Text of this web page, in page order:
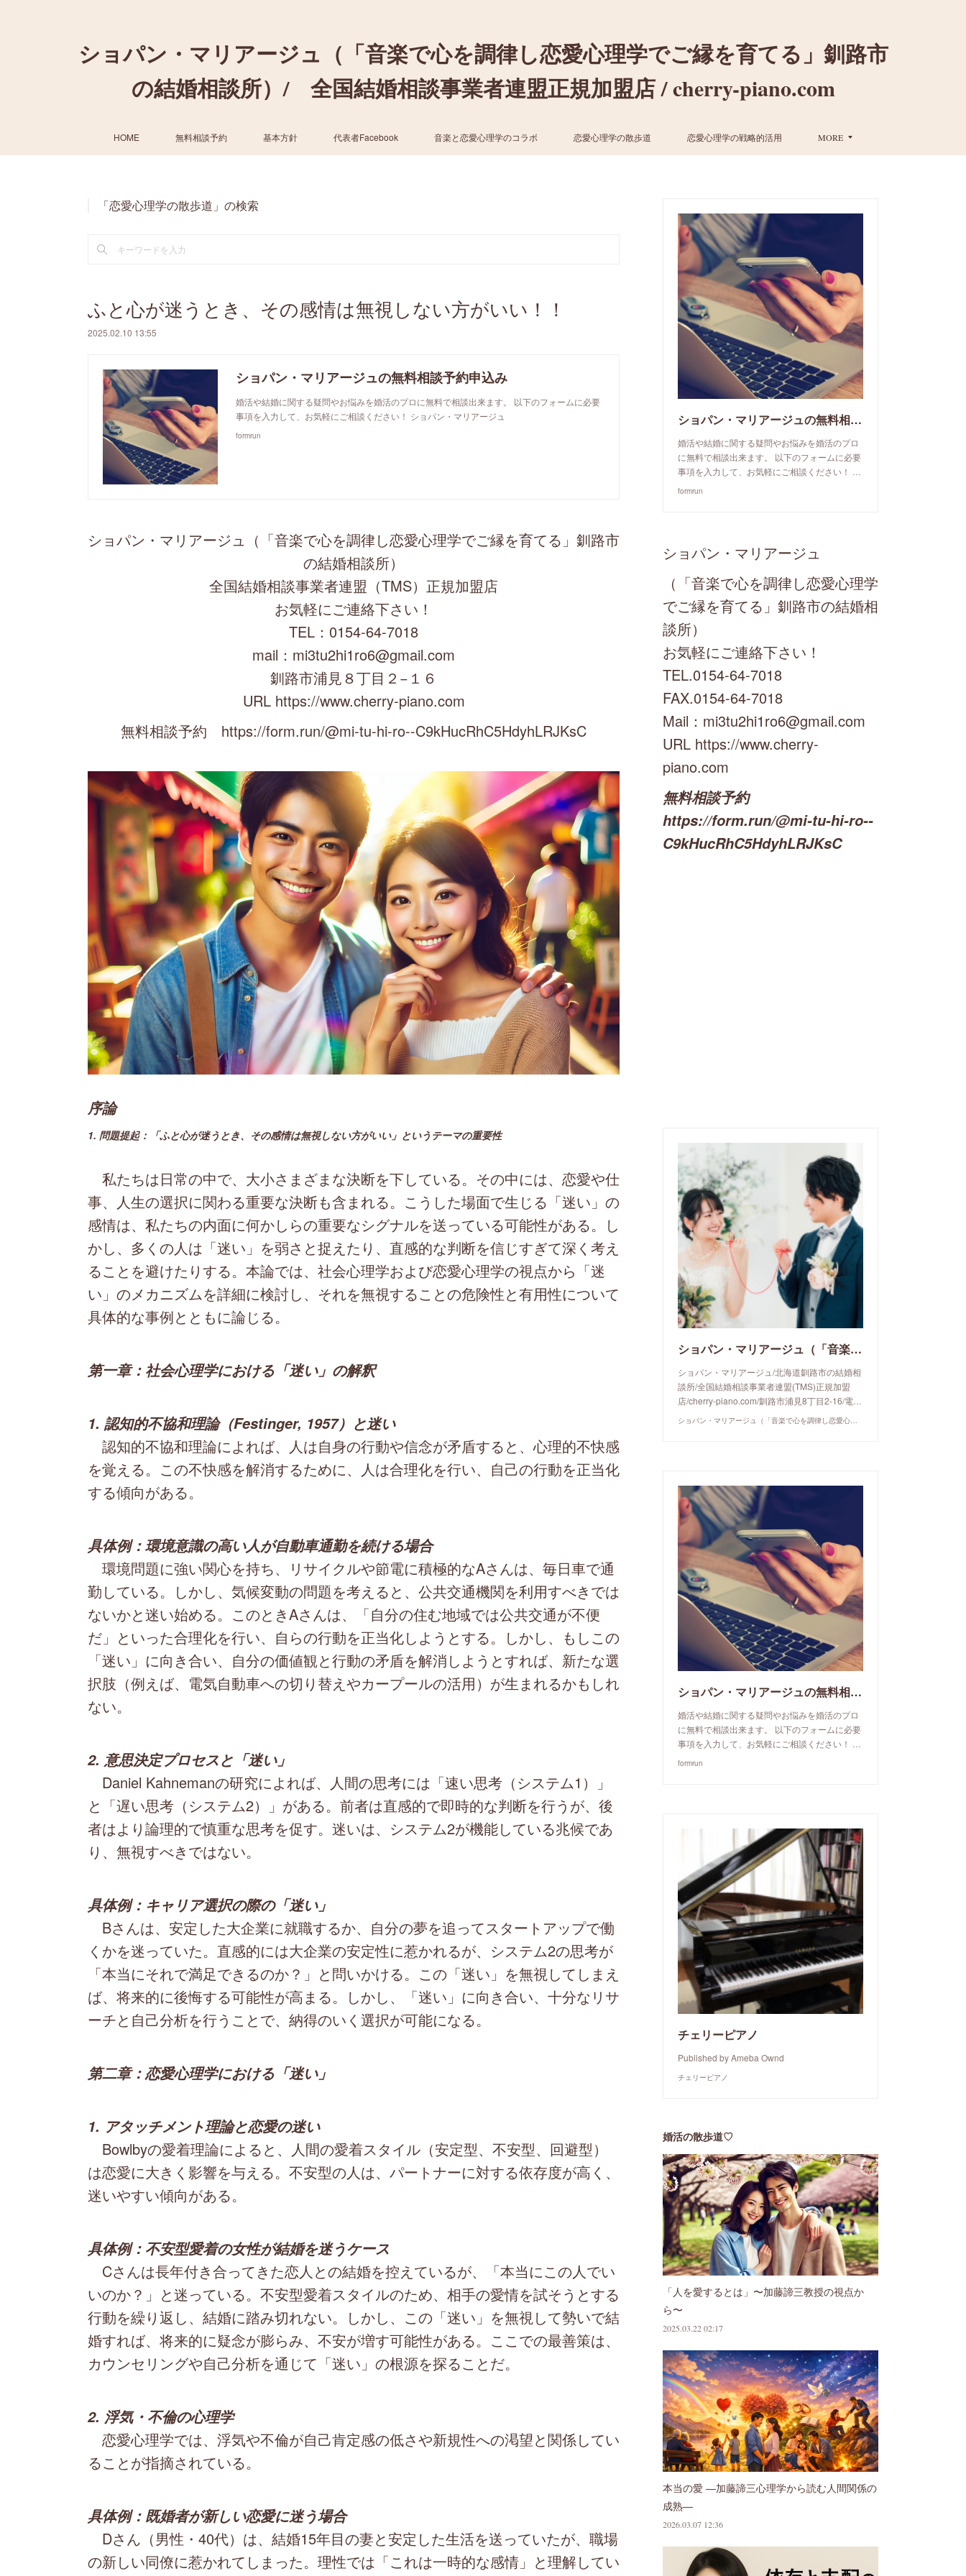
ショパン・マリアージュ（「音楽で心を調律し恋愛心理学でご縁を育てる」釧路市
の結婚相談所）/ 全国結婚相談事業者連盟正規加盟店 / cherry-piano.com
HOME 無料相談予約 基本方針 代表者Facebook 音楽と恋愛心理学のコラボ 恋愛心理学の散歩道 恋愛心理学の戦略的活用 MORE
「恋愛心理学の散歩道」の検索
ふと心が迷うとき、その感情は無視しない方がいい！！
2025.02.10 13:55
ショパン・マリアージュの無料相談予約申込み
婚活や結婚に関する疑問やお悩みを婚活のプロに無料で相談出来ます。 以下のフォームに必要
事項を入力して、お気軽にご相談ください！ ショパン・マリアージュ
formrun
ショパン・マリアージュ（「音楽で心を調律し恋愛心理学でご縁を育てる」釧路市
の結婚相談所）
全国結婚相談事業者連盟（TMS）正規加盟店
お気軽にご連絡下さい！
TEL：0154-64-7018
mail：mi3tu2hi1ro6@gmail.com
釧路市浦見８丁目２−１６
URL https://www.cherry-piano.com
無料相談予約 https://form.run/@mi-tu-hi-ro--C9kHucRhC5HdyhLRJKsC
序論
1. 問題提起：「ふと心が迷うとき、その感情は無視しない方がいい」というテーマの重要性
私たちは日常の中で、大小さまざまな決断を下している。その中には、恋愛や仕
事、人生の選択に関わる重要な決断も含まれる。こうした場面で生じる「迷い」の
感情は、私たちの内面に何かしらの重要なシグナルを送っている可能性がある。し
かし、多くの人は「迷い」を弱さと捉えたり、直感的な判断を信じすぎて深く考え
ることを避けたりする。本論では、社会心理学および恋愛心理学の視点から「迷
い」のメカニズムを詳細に検討し、それを無視することの危険性と有用性について
具体的な事例とともに論じる。
第一章：社会心理学における「迷い」の解釈
1. 認知的不協和理論（Festinger, 1957）と迷い
認知的不協和理論によれば、人は自身の行動や信念が矛盾すると、心理的不快感
を覚える。この不快感を解消するために、人は合理化を行い、自己の行動を正当化
する傾向がある。
具体例：環境意識の高い人が自動車通勤を続ける場合
環境問題に強い関心を持ち、リサイクルや節電に積極的なAさんは、毎日車で通
勤している。しかし、気候変動の問題を考えると、公共交通機関を利用すべきでは
ないかと迷い始める。このときAさんは、「自分の住む地域では公共交通が不便
だ」といった合理化を行い、自らの行動を正当化しようとする。しかし、もしこの
「迷い」に向き合い、自分の価値観と行動の矛盾を解消しようとすれば、新たな選
択肢（例えば、電気自動車への切り替えやカープールの活用）が生まれるかもしれ
ない。
2. 意思決定プロセスと「迷い」
Daniel Kahnemanの研究によれば、人間の思考には「速い思考（システム1）」
と「遅い思考（システム2）」がある。前者は直感的で即時的な判断を行うが、後
者はより論理的で慎重な思考を促す。迷いは、システム2が機能している兆候であ
り、無視すべきではない。
具体例：キャリア選択の際の「迷い」
Bさんは、安定した大企業に就職するか、自分の夢を追ってスタートアップで働
くかを迷っていた。直感的には大企業の安定性に惹かれるが、システム2の思考が
「本当にそれで満足できるのか？」と問いかける。この「迷い」を無視してしまえ
ば、将来的に後悔する可能性が高まる。しかし、「迷い」に向き合い、十分なリサ
ーチと自己分析を行うことで、納得のいく選択が可能になる。
第二章：恋愛心理学における「迷い」
1. アタッチメント理論と恋愛の迷い
Bowlbyの愛着理論によると、人間の愛着スタイル（安定型、不安型、回避型）
は恋愛に大きく影響を与える。不安型の人は、パートナーに対する依存度が高く、
迷いやすい傾向がある。
具体例：不安型愛着の女性が結婚を迷うケース
Cさんは長年付き合ってきた恋人との結婚を控えているが、「本当にこの人でい
いのか？」と迷っている。不安型愛着スタイルのため、相手の愛情を試そうとする
行動を繰り返し、結婚に踏み切れない。しかし、この「迷い」を無視して勢いで結
婚すれば、将来的に疑念が膨らみ、不安が増す可能性がある。ここでの最善策は、
カウンセリングや自己分析を通じて「迷い」の根源を探ることだ。
2. 浮気・不倫の心理学
恋愛心理学では、浮気や不倫が自己肯定感の低さや新規性への渇望と関係してい
ることが指摘されている。
具体例：既婚者が新しい恋愛に迷う場合
Dさん（男性・40代）は、結婚15年目の妻と安定した生活を送っていたが、職場
の新しい同僚に惹かれてしまった。理性では「これは一時的な感情」と理解してい
ショパン・マリアージュの無料相談予約申込み
婚活や結婚に関する疑問やお悩みを婚活のプロ
に無料で相談出来ます。 以下のフォームに必要
事項を入力して、お気軽にご相談ください！ …
formrun
ショパン・マリアージュ
（「音楽で心を調律し恋愛心理学
でご縁を育てる」釧路市の結婚相
談所）
お気軽にご連絡下さい！
TEL.0154-64-7018
FAX.0154-64-7018
Mail：mi3tu2hi1ro6@gmail.com
URL https://www.cherry-
piano.com
無料相談予約
https://form.run/@mi-tu-hi-ro--
C9kHucRhC5HdyhLRJKsC
ショパン・マリアージュ（「音楽で心を調律し恋愛心理学でご縁を育てる」釧路市の結婚相談所）/ 全国結婚相談事業者連盟正規加盟店 / cherry-piano.com
ショパン・マリアージュ/北海道釧路市の結婚相
談所/全国結婚相談事業者連盟(TMS)正規加盟
店/cherry-piano.com/釧路市浦見8丁目2-16/電…
ショパン・マリアージュ（「音楽で心を調律し恋愛心理学でご縁を育てる」釧路市の結婚相談所）/ 全国結婚相談事業者連盟正規加盟店 / cherry-piano.com
ショパン・マリアージュの無料相談予約申込み
婚活や結婚に関する疑問やお悩みを婚活のプロ
に無料で相談出来ます。 以下のフォームに必要
事項を入力して、お気軽にご相談ください！ …
formrun
チェリーピアノ
Published by Ameba Ownd
チェリーピアノ
婚活の散歩道♡
「人を愛するとは」〜加藤諦三教授の視点か
ら〜
2025.03.22 02:17
本当の愛 ―加藤諦三心理学から読む人間関係の
成熟―
2026.03.07 12:36